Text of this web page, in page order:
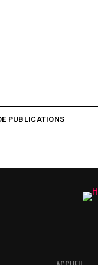
PUBLICATIONS